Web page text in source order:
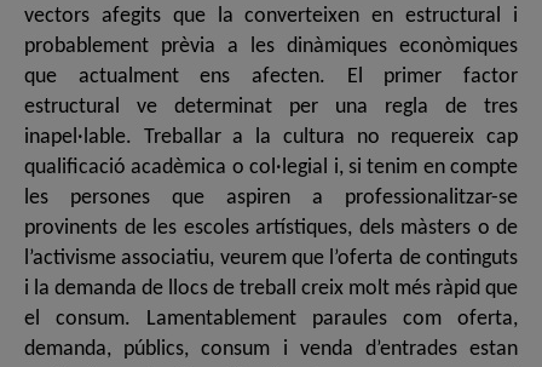
vectors afegits que la converteixen en estructural i
probablement prèvia a les dinàmiques econòmiques
que actualment ens afecten. El primer factor
estructural ve determinat per una regla de tres
inapel·lable. Treballar a la cultura no requereix cap
qualificació acadèmica o col·legial i, si tenim en compte
les persones que aspiren a professionalitzar-se
provinents de les escoles artístiques, dels màsters o de
l’activisme associatiu, veurem que l’oferta de continguts
i la demanda de llocs de treball creix molt més ràpid que
el consum. Lamentablement paraules com oferta,
demanda, públics, consum i venda d’entrades estan